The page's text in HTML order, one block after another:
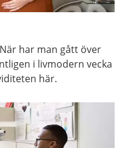
har man gått över
i livmodern vecka
här.